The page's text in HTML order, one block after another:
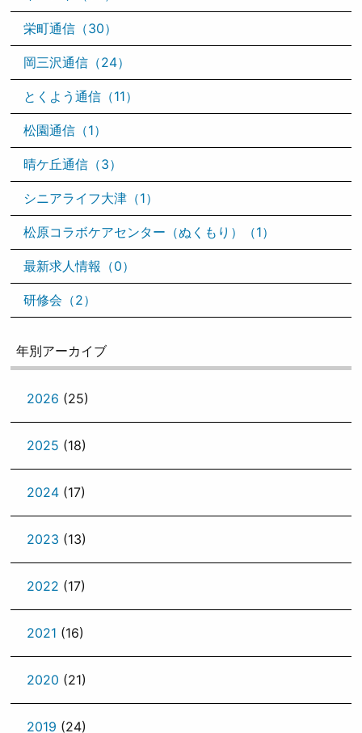
栄町通信（30）
岡三沢通信（24）
とくよう通信（11）
松園通信（1）
晴ケ丘通信（3）
シニアライフ大津（1）
松原コラボケアセンター（ぬくもり）（1）
最新求人情報（0）
研修会（2）
年別アーカイブ
2026 (25)
2025 (18)
2024(17)
2023 (13)
2022 (17)
2021 (16)
2020 (21)
2019 (24)